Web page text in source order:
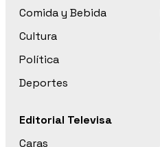
Comida y Bebida
Cultura
Política
Deportes
Editorial Televisa
Caras